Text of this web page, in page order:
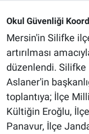
Okul Güvenliği
Mersin'in Silifke
artırılması
düzenlendi. Silifke
Aslaner'in
toplantıya; İlçe
Kültiğin Eroğlu,
Panavur, İlçe